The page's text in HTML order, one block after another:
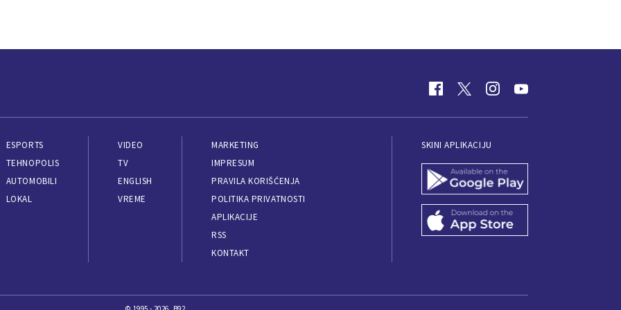
ESPORTS
TEHNOPOLIS
AUTOMOBILI
LOKAL
VIDEO
TV
ENGLISH
VREME
MARKETING
IMPRESUM
PRAVILA KORIŠĆENJA
POLITIKA PRIVATNOSTI
APLIKACIJE
RSS
KONTAKT
SKINI APLIKACIJU